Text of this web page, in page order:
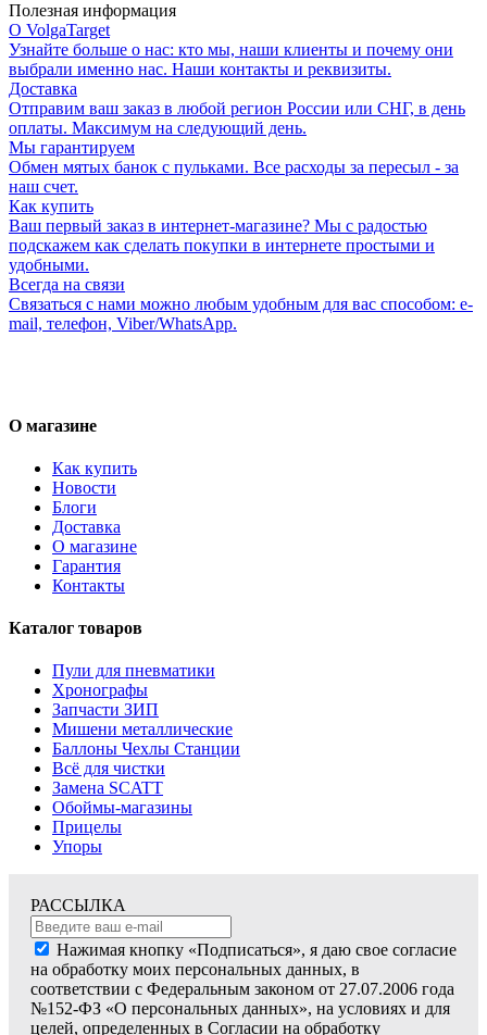
Полезная информация
О VolgaTarget
Узнайте больше о нас: кто мы, наши клиенты и почему они
выбрали именно нас. Наши контакты и реквизиты.
Доставка
Отправим ваш заказ в любой регион России или СНГ, в день
оплаты. Максимум на следующий день.
Мы гарантируем
Обмен мятых банок с пульками. Все расходы за пересыл - за
наш счет.
Как купить
Ваш первый заказ в интернет-магазине? Мы с радостью
подскажем как сделать покупки в интернете простыми и
удобными.
Всегда на связи
Связаться с нами можно любым удобным для вас способом: e-
mail, телефон, Viber/WhatsApp.
О магазине
Как купить
Новости
Блоги
Доставка
О магазине
Гарантия
Контакты
Каталог товаров
Пули для пневматики
Хронографы
Запчасти ЗИП
Мишени металлические
Баллоны Чехлы Станции
Всё для чистки
Замена SCATT
Обоймы-магазины
Прицелы
Упоры
РАССЫЛКА
Нажимая кнопку «Подписаться», я даю свое согласие
на обработку моих персональных данных, в
соответствии с Федеральным законом от 27.07.2006 года
№152-ФЗ «О персональных данных», на условиях и для
целей, определенных в Согласии на обработку